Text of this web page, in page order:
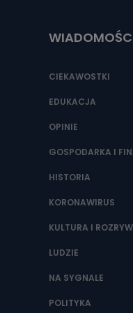
Jakie
Państwa (lub
źródeł
oraz partnerzy
Jak
Można to
CIEKAWOSTKI
EDUKACJA
OPINIE
GOSPODARKA I
HISTORIA
KORONAWIRUS
KULTURA I
LUDZIE
NA SYGNALE
POLITYKA